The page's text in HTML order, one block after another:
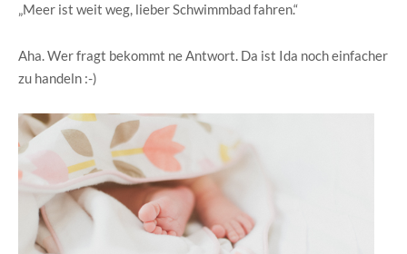
„Meer ist weit weg, lieber Schwimmbad fahren.“
Aha. Wer fragt bekommt ne Antwort. Da ist Ida noch einfacher
zu handeln :-)